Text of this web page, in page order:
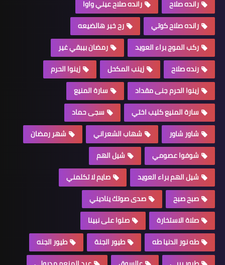
رانده صلاح
رانده صلاح عيني واوا
رانده صلاح كوتي
رح خبر هالضيعه
ركب الموج براء العويد
رمضان بيبقي غير
رنده صلاح
زينب المكحل
زينوا الحرم
زينوا الحرم جنى مقداد
سارة المنيع
سارة المنيع كليب اختي
سجى حماد
شاور شاور
شهاب الشعراني
شهر رمضان
شوفوا عصومي
شيل الهم
شيل الهم براء العويد
صايم لا تكلمني
صبح صبح
صدى صوتك يناديني
صلاة الاستخارة
صلوا على نبينا
طه نور الدنيا طه
طيور الجنة
طيور الجنه